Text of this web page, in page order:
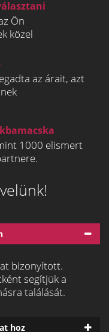
Ön
közel
az árait, azt
1000 elismert
bizonyított.
segítjük a
találását.
hoz